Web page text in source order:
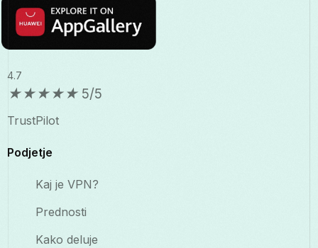
4.7
★★★★★ 5/5
TrustPilot
Podjetje
Kaj je VPN?
Prednosti
Kako deluje